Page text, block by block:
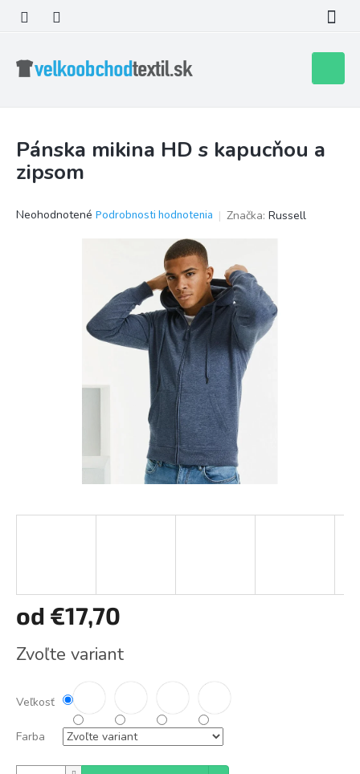
obsah
košík
Pánska mikina HD s kapucňou a
zipsom
Priemerné
Neohodnotené Podrobnosti hodnotenia Značka: Russell
od €17,70
cena:
Zvoľte variant
Veľkosť
Farba